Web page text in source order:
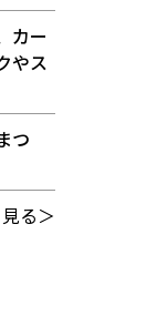
カー
やス
つ
る＞